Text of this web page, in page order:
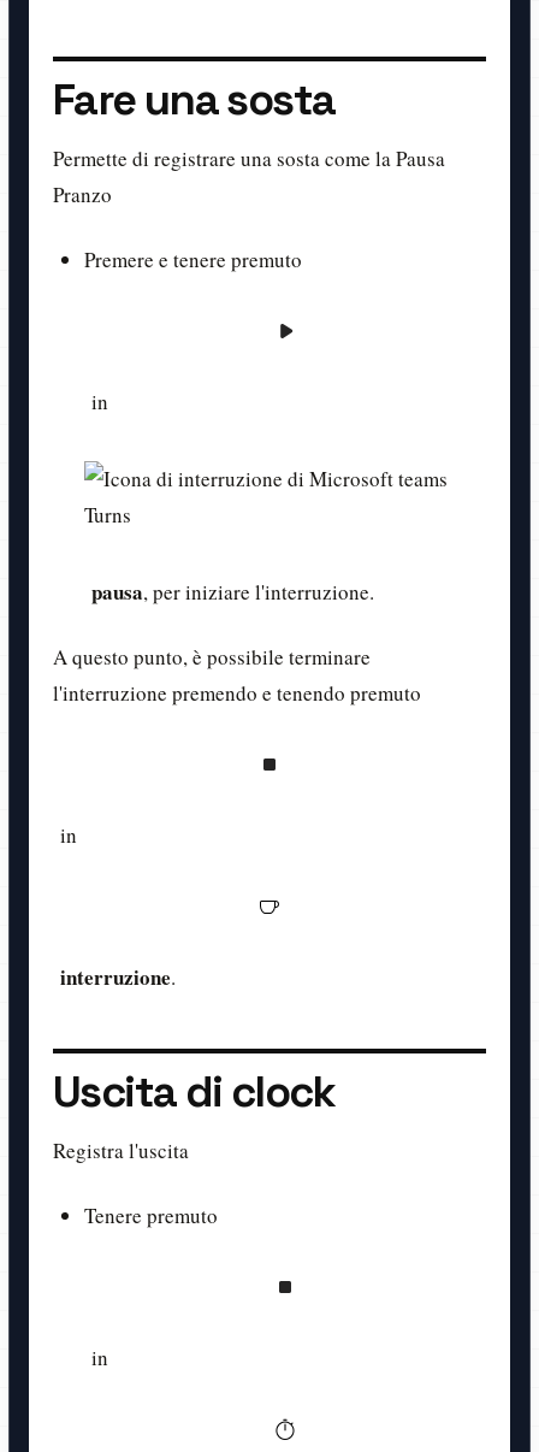
Fare una sosta
Permette di registrare una sosta come la Pausa
Pranzo
Premere e tenere premuto
in
pausa, per iniziare l'interruzione.
A questo punto, è possibile terminare
l'interruzione premendo e tenendo premuto
in
interruzione.
Uscita di clock
Registra l'uscita
Tenere premuto
in